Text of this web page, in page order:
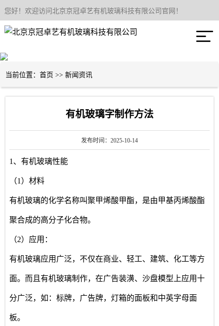
您好！欢迎访问北京京冠卓艺有机玻璃科技有限公司官网！

网站首页
工程案例
当前位置： 首页 >> 新闻资讯
有机玻璃字制作方法
发布时间：2025-10-14
1、有机玻璃性能
（1）材料
有机玻璃的化学名称叫聚甲烯酸甲酯，是由甲基丙烯酸酯
聚合成的高分子化合物。
（2）应用：
有机玻璃应用广泛，不仅在商业、轻工、建筑、化工等方
面。而且有机玻璃制作，在广告装潢、沙盘模型上应用十
分广泛，如：标牌，广告牌，灯箱的面板和中英字母面
板。